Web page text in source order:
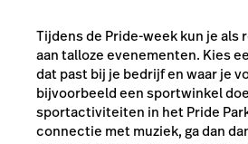
Tijdens de Pride-week kun je als
aan talloze evenementen. Kies
dat past bij je bedrijf en waar je
bijvoorbeeld een sportwinkel
sportactiviteiten in het Pride
connectie met muziek, ga dan